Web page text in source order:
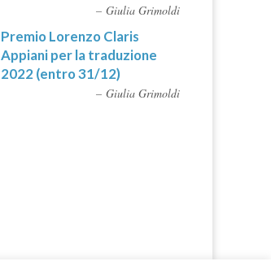
Giulia Grimoldi
Premio Lorenzo Claris
Appiani per la traduzione
2022 (entro 31/12)
Giulia Grimoldi